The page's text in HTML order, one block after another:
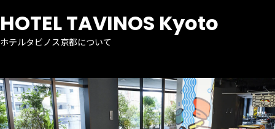
HOTEL TAVINOS Kyoto
ホテルタビノス京都について